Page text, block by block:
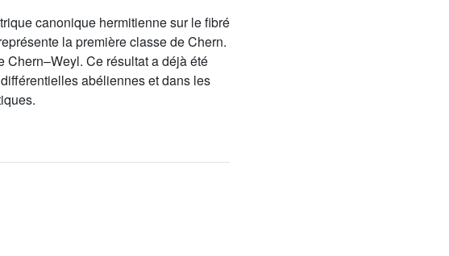
canonique hermitienne sur le fibré
la première classe de Chern.
Chern–Weyl. Ce résultat a déjà été
abéliennes et dans les